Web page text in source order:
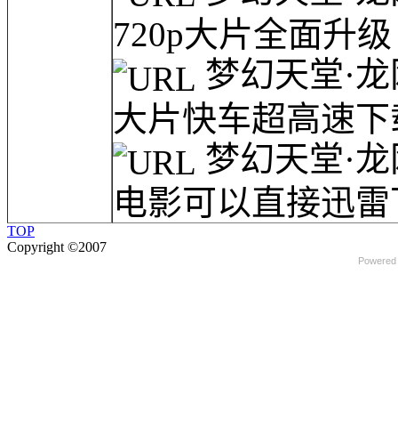
720p大片全面升
梦幻天堂·
大片快车超高速
梦幻天堂·
电影可以直接迅
TOP
Copyright ©2007